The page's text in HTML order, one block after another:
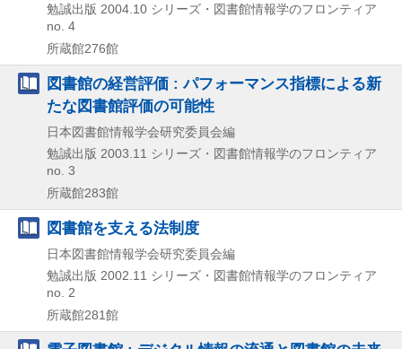
勉誠出版 2004.10 シリーズ・図書館情報学のフロンティア
no. 4
所蔵館276館
図書館の経営評価 : パフォーマンス指標による新
たな図書館評価の可能性
日本図書館情報学会研究委員会編
勉誠出版 2003.11 シリーズ・図書館情報学のフロンティア
no. 3
所蔵館283館
図書館を支える法制度
日本図書館情報学会研究委員会編
勉誠出版 2002.11 シリーズ・図書館情報学のフロンティア
no. 2
所蔵館281館